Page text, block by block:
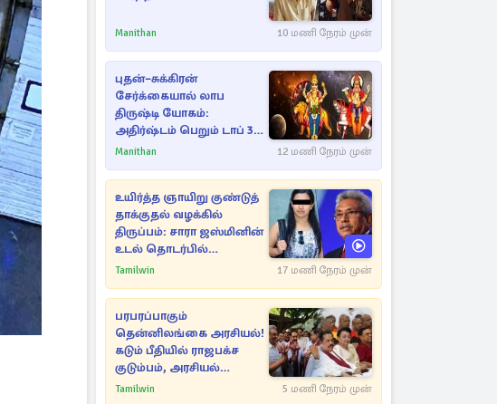
Manithan 10 மணி நேரம் முன்
புதன்–சுக்கிரன்
சேர்க்கையால் லாப
திருஷ்டி யோகம்:
அதிர்ஷ்டம் பெறும் டாப் 3
ராசிகள்!
Manithan 12 மணி நேரம் முன்
உயிர்த்த ஞாயிறு குண்டுத்
தாக்குதல் வழக்கில்
திருப்பம்: சாரா ஜஸ்மினின்
உடல் தொடர்பில்
நீதிமன்றத்தில் வெளியான
Tamilwin 17 மணி நேரம் முன்
பரபரப்பாகும்
தென்னிலங்கை அரசியல்!
கடும் பீதியில் ராஜபக்ச
குடும்பம், அரசியல்
நட்புகள்
Tamilwin 5 மணி நேரம் முன்